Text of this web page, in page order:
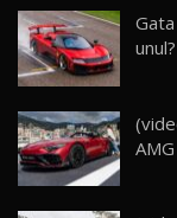
24
25
26